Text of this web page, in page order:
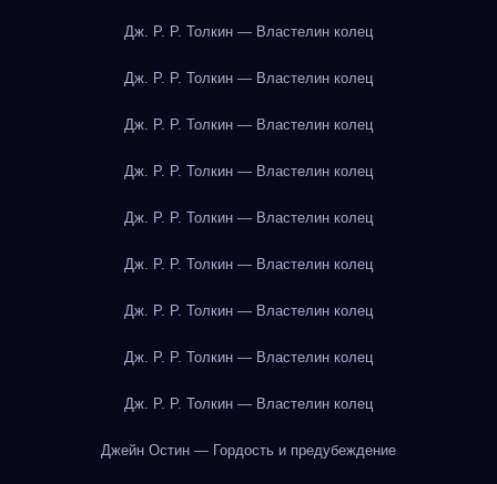
Дж. Р. Р. Толкин — Властелин колец
Дж. Р. Р. Толкин — Властелин колец
Дж. Р. Р. Толкин — Властелин колец
Дж. Р. Р. Толкин — Властелин колец
Дж. Р. Р. Толкин — Властелин колец
Дж. Р. Р. Толкин — Властелин колец
Дж. Р. Р. Толкин — Властелин колец
Дж. Р. Р. Толкин — Властелин колец
Дж. Р. Р. Толкин — Властелин колец
Джейн Остин — Гордость и предубеждение